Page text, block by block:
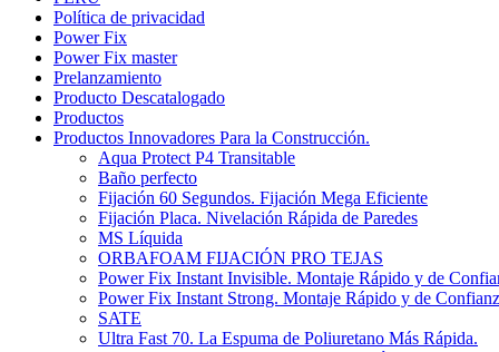
Política de privacidad
Power Fix
Power Fix master
Prelanzamiento
Producto Descatalogado
Productos
Productos Innovadores Para la Construcción.
Aqua Protect P4 Transitable
Baño perfecto
Fijación 60 Segundos. Fijación Mega Eficiente
Fijación Placa. Nivelación Rápida de Paredes
MS Líquida
ORBAFOAM FIJACIÓN PRO TEJAS
Power Fix Instant Invisible. Montaje Rápido y de
Power Fix Instant Strong. Montaje Rápido y de
SATE
Ultra Fast 70. La Espuma de Poliuretano Más Rápida.